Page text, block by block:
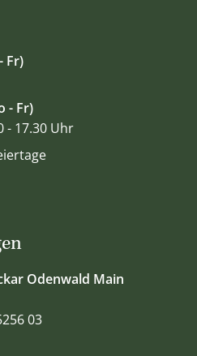
Odenwald Main
03
Fr)
- Fr)
- 17.30 Uhr